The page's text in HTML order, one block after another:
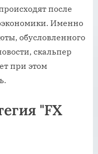
после
Именно
обусловленного
скальпер
при этом
"FX